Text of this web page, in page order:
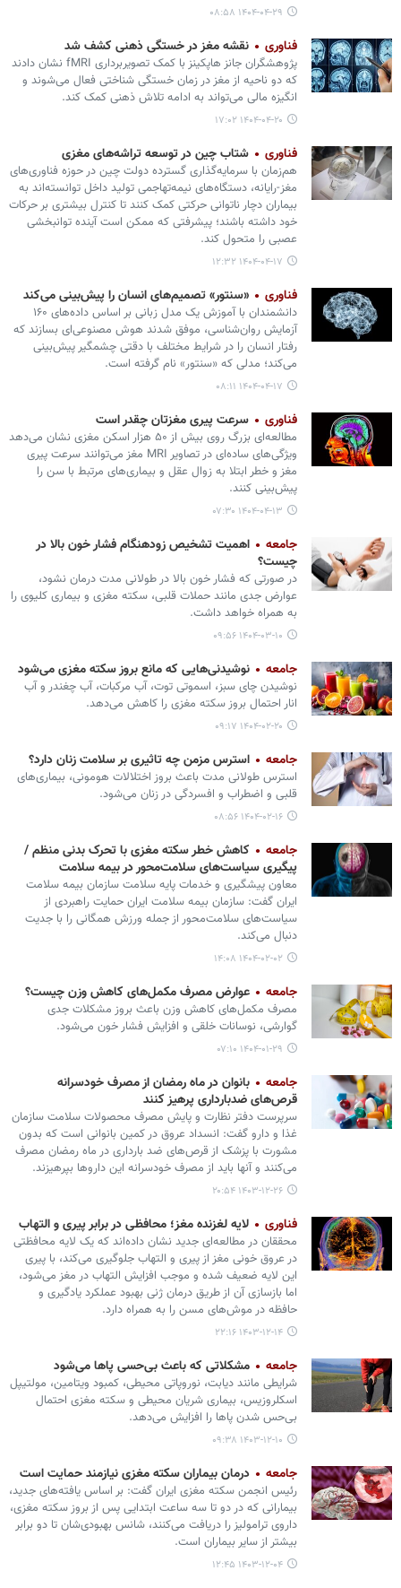
۱۴۰۴-۰۴-۲۹ ۰۸:۵۸
فناوری نقشه مغز در خستگی ذهنی کشف شد
پژوهشگران جانز هاپکینز با کمک تصویربرداری fMRI نشان دادند
که دو ناحیه از مغز در زمان خستگی شناختی فعال می‌شوند و
انگیزه مالی می‌تواند به ادامه تلاش ذهنی کمک کند.
۱۴۰۴-۰۴-۲۰ ۱۷:۰۲
فناوری شتاب چین در توسعه تراشه‌های مغزی
هم‌زمان با سرمایه‌گذاری گسترده دولت چین در حوزه فناوری‌های
مغز-رایانه، دستگاه‌های نیمه‌تهاجمی تولید داخل توانسته‌اند به
بیماران دچار ناتوانی حرکتی کمک کنند تا کنترل بیشتری بر حرکات
خود داشته باشند؛ پیشرفتی که ممکن است آینده توانبخشی
عصبی را متحول کند.
۱۴۰۴-۰۴-۱۷ ۱۲:۳۲
فناوری «سنتور» تصمیم‌های انسان را پیش‌بینی می‌کند
دانشمندان با آموزش یک مدل زبانی بر اساس داده‌های ۱۶۰
آزمایش روان‌شناسی، موفق شدند هوش مصنوعی‌ای بسازند که
رفتار انسان را در شرایط مختلف با دقتی چشمگیر پیش‌بینی
می‌کند؛ مدلی که «سنتور» نام گرفته است.
۱۴۰۴-۰۴-۱۷ ۰۸:۱۱
فناوری سرعت پیری مغزتان چقدر است
مطالعه‌ای بزرگ روی بیش از ۵۰ هزار اسکن مغزی نشان می‌دهد
ویژگی‌های ساده‌ای در تصاویر MRI مغز می‌توانند سرعت پیری
مغز و خطر ابتلا به زوال عقل و بیماری‌های مرتبط با سن را
پیش‌بینی کنند.
۱۴۰۴-۰۴-۱۳ ۰۷:۳۰
جامعه
اهمیت تشخیص زودهنگام فشار خون بالا در
چیست؟
در صورتی که فشار خون بالا در طولانی مدت درمان نشود،
عوارض جدی مانند حملات قلبی، سکته مغزی و بیماری کلیوی را
به همراه خواهد داشت.
۱۴۰۴-۰۳-۱۰ ۰۹:۵۶
جامعه نوشیدنی‌هایی که مانع بروز سکته مغزی می‏‌شود
نوشیدن چای سبز، اسموتی توت، آب مرکبات، آب چغندر و آب
انار احتمال بروز سکته مغزی را کاهش می‌دهد.
۱۴۰۴-۰۲-۲۰ ۰۹:۱۷
جامعه استرس مزمن چه تاثیری بر سلامت زنان دارد؟
استرس طولانی مدت باعث بروز اختلالات هومونی، بیماری‌های
قلبی و اضطراب و افسردگی در زنان می‏‌شود.
۱۴۰۴-۰۲-۱۶ ۰۸:۵۶
جامعه
کاهش خطر سکته مغزی با تحرک بدنی منظم /
پیگیری سیاست‌های سلامت‌محور در بیمه سلامت
معاون پیشگیری و خدمات پایه سلامت سازمان بیمه سلامت
ایران گفت: سازمان بیمه سلامت ایران حمایت راهبردی از
سیاست‌های سلامت‌محور از جمله ورزش همگانی را با جدیت
دنبال می‌کند.
۱۴۰۴-۰۲-۰۲ ۱۴:۰۸
جامعه عوارض مصرف مکمل‌های کاهش وزن چیست؟
مصرف مکمل‌های کاهش وزن باعث بروز مشکلات جدی
گوارشی، نوسانات خلقی و افزایش فشار خون می‏‌شود.
۱۴۰۴-۰۱-۲۹ ۰۷:۱۰
جامعه
بانوان در ماه رمضان از مصرف خودسرانه
قرص‌های ضدبارداری پرهیز کنند
سرپرست دفتر نظارت و پایش مصرف محصولات سلامت سازمان
غذا و دارو گفت: انسداد عروق در کمین بانوانی است که بدون
مشورت با پزشک از قرص‌های ضد بارداری در ماه رمضان مصرف
می‌کنند و آنها باید از مصرف خودسرانه این داروها بپرهیزند.
۱۴۰۳-۱۲-۲۶ ۲۰:۵۴
فناوری لایه لغزنده مغز؛ محافظی در برابر پیری و التهاب
محققان در مطالعه‌ای جدید نشان داده‌اند که یک لایه محافظتی
در عروق خونی مغز از پیری و التهاب جلوگیری می‌کند، با پیری
این لایه ضعیف شده و موجب افزایش التهاب در مغز می‌شود،
اما بازسازی آن از طریق درمان ژنی بهبود عملکرد یادگیری و
حافظه در موش‌های مسن را به همراه دارد.
۱۴۰۳-۱۲-۱۴ ۲۲:۱۶
جامعه مشکلاتی که باعث بی‌حسی پاها می‏‌شود
شرایطی مانند دیابت، نوروپاتی محیطی، کمبود ویتامین، مولتیپل
اسکلروزیس، بیماری شریان محیطی و سکته مغزی احتمال
بی‌حس شدن پاها را افزایش می‌دهد.
۱۴۰۳-۱۲-۱۰ ۰۹:۳۸
جامعه درمان بیماران سکته مغزی نیازمند حمایت است
رئیس انجمن سکته مغزی ایران گفت: بر اساس یافته‌های جدید،
بیمارانی که در دو تا سه ساعت ابتدایی پس از بروز سکته مغزی،
داروی ترامولیز را دریافت می‌کنند، شانس بهبودی‌شان تا دو برابر
بیشتر از سایر بیماران است.
۱۴۰۳-۱۲-۰۴ ۱۲:۴۵